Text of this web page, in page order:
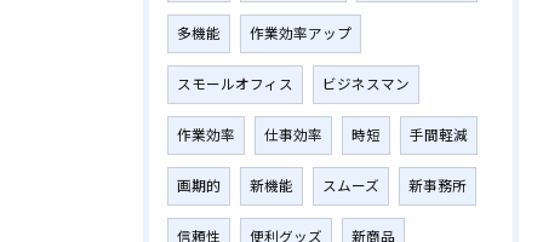
多機能 作業効率アップ
スモールオフィス ビジネスマン
作業効率 仕事効率 時短 手間軽減
画期的 新機能 スムーズ 新事務所
信頼性 便利グッズ 新商品